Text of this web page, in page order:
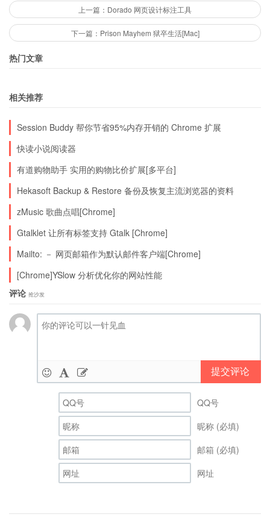
无法使用。youRhere很适合经常阅读长文的同
学自用。
Chrome 扩展页面 | 来自93876软件园
上一篇：Dorado 网页设计标注工具
下一篇：Prison Mayhem 狱卒生活[Mac]
热门文章
相关推荐
Session Buddy 帮你节省95%内存开销的 Chrome 扩展
快读小说阅读器
有道购物助手 实用的购物比价扩展[多平台]
Hekasoft Backup & Restore 备份及恢复主流浏览器的资料
zMusic 歌曲点唱[Chrome]
Gtalklet 让所有标签支持 Gtalk [Chrome]
Mailto: － 网页邮箱作为默认邮件客户端[Chrome]
[Chrome]YSlow 分析优化你的网站性能
评论 抢沙发
提交评论
QQ号
昵称 (必填)
邮箱 (必填)
网址